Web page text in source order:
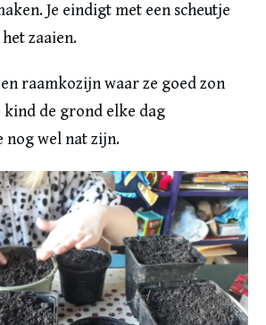
Je eindigt met een scheutje
zaaien.
raamkozijn waar ze goed zon
de grond elke dag
nog wel nat zijn.